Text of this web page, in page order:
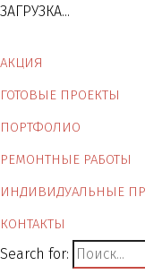
ЗАГРУЗКА...
АКЦИЯ
ГОТОВЫЕ ПРОЕКТЫ
ПОРТФОЛИО
РЕМОНТНЫЕ РАБОТЫ
ИНДИВИДУАЛЬНЫЕ
КОНТАКТЫ
Search for: